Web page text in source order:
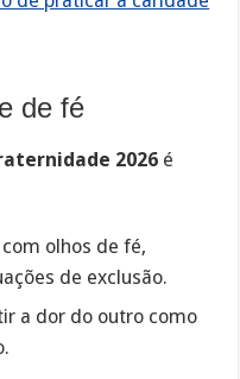
de fé
2026 é
olhos de fé,
de exclusão.
a dor do outro como